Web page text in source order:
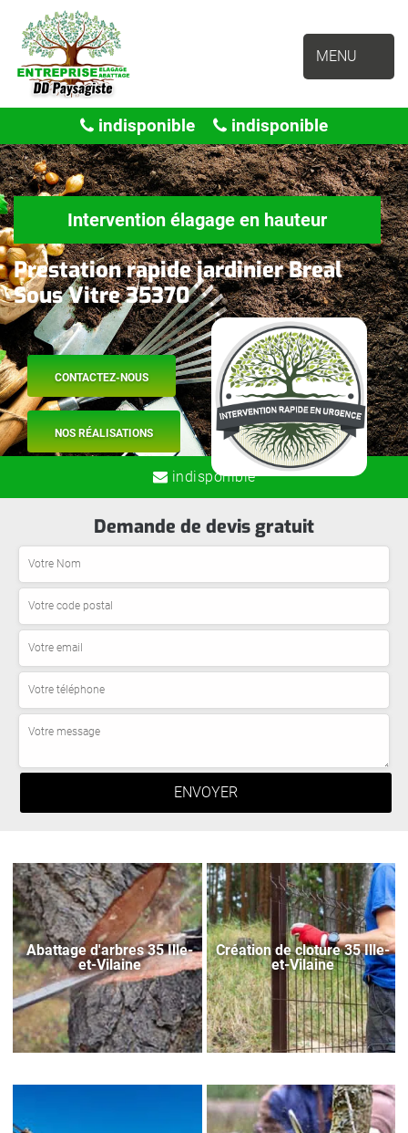
MENU
indisponible indisponible
Intervention élagage en hauteur
Prestation rapide jardinier Breal
Sous Vitre 35370
CONTACTEZ-NOUS
NOS RÉALISATIONS
indisponible
Demande de devis gratuit
Abattage d'arbres 35 Ille-
et-Vilaine
Création de cloture 35 Ille-
et-Vilaine